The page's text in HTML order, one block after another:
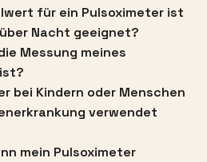
für ein Pulsoximeter ist
Nacht geeignet?
Messung meines
bei Kindern oder Menschen
verwendet
mein Pulsoximeter